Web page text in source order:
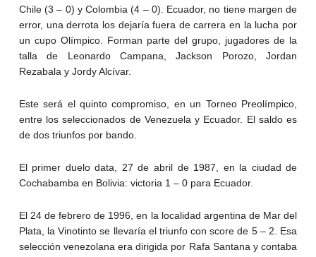
Chile (3 – 0) y Colombia (4 – 0). Ecuador, no tiene margen de
error, una derrota los dejaría fuera de carrera en la lucha por
un cupo Olímpico. Forman parte del grupo, jugadores de la
talla de Leonardo Campana, Jackson Porozo, Jordan
Rezabala y Jordy Alcívar.
Este será el quinto compromiso, en un Torneo Preolímpico,
entre los seleccionados de Venezuela y Ecuador. El saldo es
de dos triunfos por bando.
El primer duelo data, 27 de abril de 1987, en la ciudad de
Cochabamba en Bolivia: victoria 1 – 0 para Ecuador.
El 24 de febrero de 1996, en la localidad argentina de Mar del
Plata, la Vinotinto se llevaría el triunfo con score de 5 – 2. Esa
selección venezolana era dirigida por Rafa Santana y contaba